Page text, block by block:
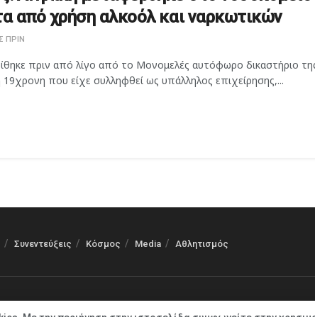
από χρήση αλκοόλ και ναρκωτικών
ΠΡΙΝ
πριν από λίγο από το Μονομελές αυτόφωρο δικαστήριο
που είχε συλληφθεί ως υπάλληλος επιχείρησης,...
Συνεντεύξεις Κόσμος Media Αθλητισμός